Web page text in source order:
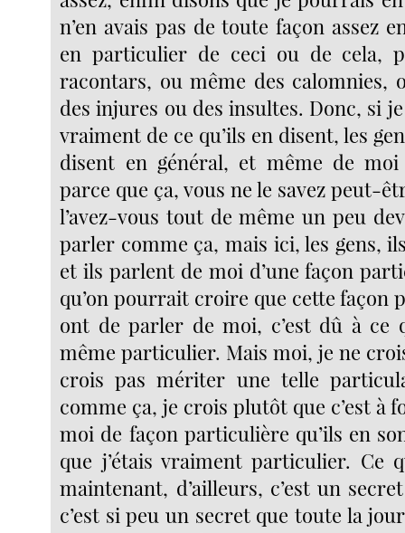
n’en avais pas de toute façon assez
en particulier de ceci ou de cela,
racontars, ou même des calomnies,
des injures ou des insultes. Donc, si
vraiment de ce qu’ils en disent, les
disent en général, et même de
parce que ça, vous ne le savez peut-
l’avez-vous tout de même un peu
parler comme ça, mais ici, les gens,
et ils parlent de moi d’une façon
qu’on pourrait croire que cette façon
ont de parler de moi, c’est dû à ce
même particulier. Mais moi, je ne
crois pas mériter une telle
comme ça, je crois plutôt que c’est à
moi de façon particulière qu’ils en
que j’étais vraiment particulier. Ce
maintenant, d’ailleurs, c’est un
c’est si peu un secret que toute la